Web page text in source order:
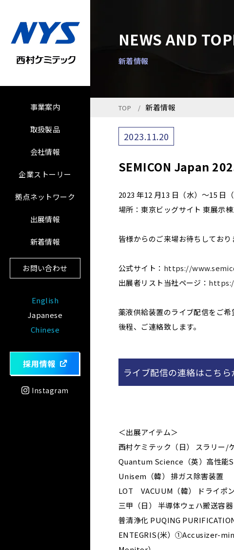
事業案内
取扱製品
会社情報
企業ストーリー
拠点ネットワーク
出展情報
新着情報
お問い合わせ
English
Japanese
Chinese
Instagram
NEWS AND
新着情報
TOP 新着情報
2023.11.20
SEMICON Japan
2023 年12 月13 日（水）～15 日
場所：東京ビッグサイト 東展示
皆様からのご来場お待ちしており
公式サイト： https://
出展者リスト当社ページ：
薬液供給装置のライブ配信をご希
後程、ご連絡致します。
ライブ配信の連絡はこちら
＜出展アイテム＞
西村ケミテック（日） スラリー/
Quantum Science（英）高性能
Unisem（韓） 排ガス除害装置
LOT VACUUM（韓） ドライポン
三甲（日） 半導体ウェハ搬送容器
普清浄化 PUQING
ENTEGRIS(米）①Accusizer-